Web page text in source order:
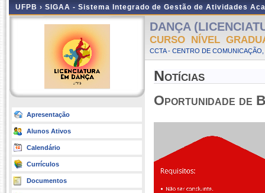
UFPB › SIGAA - Sistema Integrado de Gestão de Atividades
Apresentação
Alunos Ativos
Calendário
Currículos
Documentos
DANÇA
CURSO NÍVEL
CCTA - CENTRO DE
Notícias
Oportunidade de